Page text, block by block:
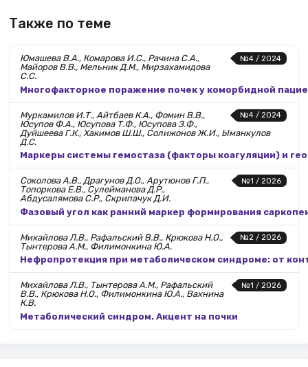
Также по теме
№4 / 2024
Юмашева В.А., Комарова И.С., Рачина С.А.,
Майоров В.В., Мельник Д.М., Мирзахамидова
С.С.
Многофакторное поражение почек у коморбидной
№4 / 2024
Муркамилов И.Т., Айтбаев К.А., Фомин В.В.,
Юсупов Ф.А., Юсупова Т.Ф., Юсупова З.Ф.,
Дуйшеева Г.К., Хакимов Ш.Ш., Солижонов Ж.И., Ыманкулов
Д.С.
Маркеры системы гемостаза (факторы коагуляции) и
№1 / 2026
Соколова А.В., Драгунов Д.О., Арутюнов Г.П.,
Топоркова Е.В., Сулейманова Д.Р.,
Абдусалямова С.Р., Скрипачук Д.И.
Фазовый угол как ранний маркер формирования
№2 / 2026
Михайлова Л.В., Рафальский В.В., Крюкова Н.О.,
Тынтерова А.М., Филимонкина Ю.А.
Нефропротекция при метаболическом синдроме: от
№1 / 2026
Михайлова Л.В., Тынтерова А.М., Рафальский
В.В., Крюкова Н.О., Филимонкина Ю.А., Вахнина
К.В.
Метаболический синдром. Акцент на почки